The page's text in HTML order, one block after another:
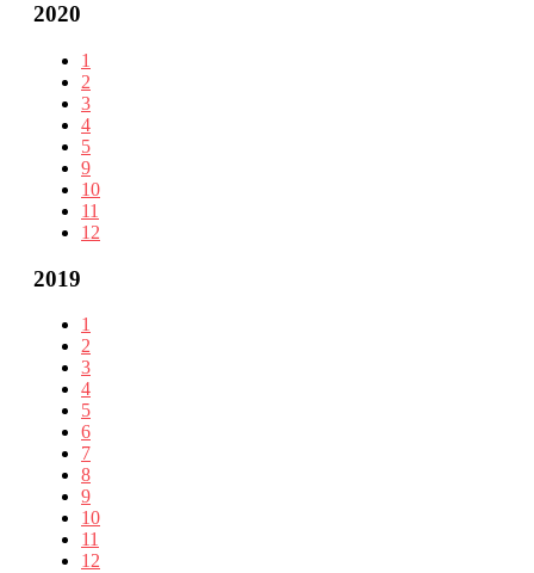
2020
1
2
3
4
5
9
10
11
12
2019
1
2
3
4
5
6
7
8
9
10
11
12